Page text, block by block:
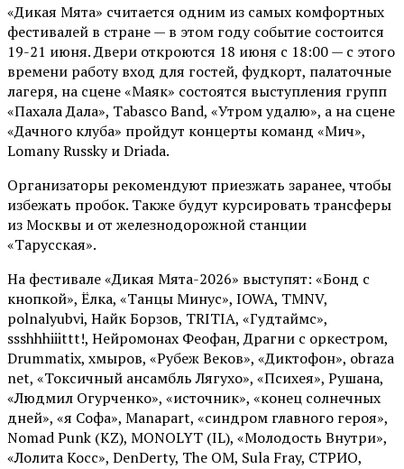
«Дикая Мята» считается одним из самых комфортных
фестивалей в стране — в этом году событие состоится
19-21 июня. Двери откроются 18 июня с 18:00 — с этого
времени работу вход для гостей, фудкорт, палаточные
лагеря, на сцене «Маяк» состоятся выступления групп
«Пахала Дала», Tabasco Band, «Утром удалю», а на сцене
«Дачного клуба» пройдут концерты команд «Мич»,
Lomany Russky и Driada.
Организаторы рекомендуют приезжать заранее, чтобы
избежать пробок. Также будут курсировать трансферы
из Москвы и от железнодорожной станции
«Тарусская».
На фестивале «Дикая Мята-2026» выступят: «Бонд с
кнопкой», Ёлка, «Танцы Минус», IOWA, TMNV,
polnalyubvi, Найк Борзов, TRITIA, «Гудтаймс»,
ssshhhiiittt!, Нейромонах Феофан, Драгни с оркестром,
Drummatix, хмыров, «Рубеж Веков», «Диктофон», obraza
net, «Токсичный ансамбль Лягухо», «Психея», Рушана,
«Людмил Огурченко», «источник», «конец солнечных
дней», «я Софа», Manapart, «синдром главного героя»,
Nomad Punk (KZ), MONOLYT (IL), «Молодость Внутри»,
«Лолита Косс», DenDerty, The OM, Sula Fray, СТРИО,